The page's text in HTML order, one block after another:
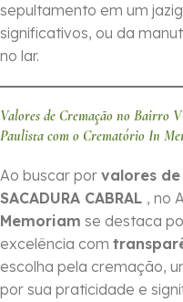
sepultamento em um
significativos, ou da
no lar.
Valores de Cremação no Bairro
Paulista com o Crematório In
Ao buscar por valores
SACADURA CABRAL , no
Memoriam se destaca
excelência com
escolha pela cremação,
por sua praticidade e